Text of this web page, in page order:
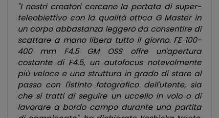
"I nostri creatori cercano la portata di super-
teleobiettivo con la qualità ottica G Master in
un corpo abbastanza leggero da consentire di
scattare a mano libera tutto il giorno. FE 100-
400 mm F4.5 GM OSS offre un'apertura
costante di F4.5, un autofocus notevolmente
più veloce e una struttura in grado di stare al
passo con l'istinto fotografico dell'utente, sia
che si tratti di seguire un uccello in volo o di
lavorare a bordo campo durante una partita